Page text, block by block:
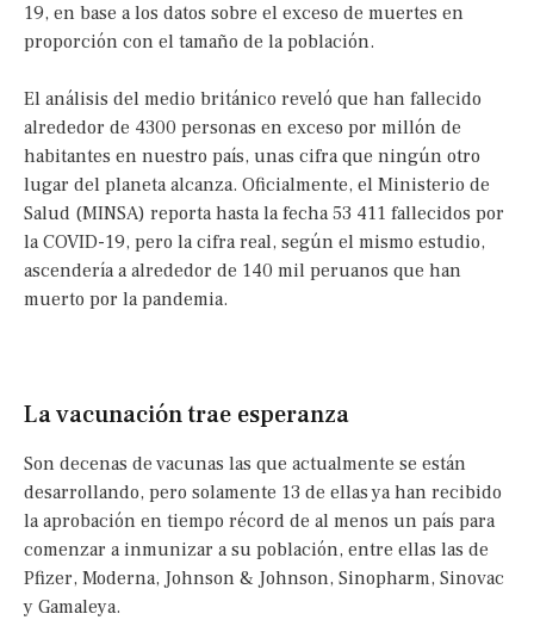
19, en base a los datos sobre el exceso de muertes en
proporción con el tamaño de la población.
El análisis del medio británico reveló que han fallecido
alrededor de 4300 personas en exceso por millón de
habitantes en nuestro país, unas cifra que ningún otro
lugar del planeta alcanza. Oficialmente, el Ministerio de
Salud (MINSA) reporta hasta la fecha 53 411 fallecidos por
la COVID-19, pero la cifra real, según el mismo estudio,
ascendería a alrededor de 140 mil peruanos que han
muerto por la pandemia.
La vacunación trae esperanza
Son decenas de vacunas las que actualmente se están
desarrollando, pero solamente 13 de ellas ya han recibido
la aprobación en tiempo récord de al menos un país para
comenzar a inmunizar a su población, entre ellas las de
Pfizer, Moderna, Johnson & Johnson, Sinopharm, Sinovac
y Gamaleya.